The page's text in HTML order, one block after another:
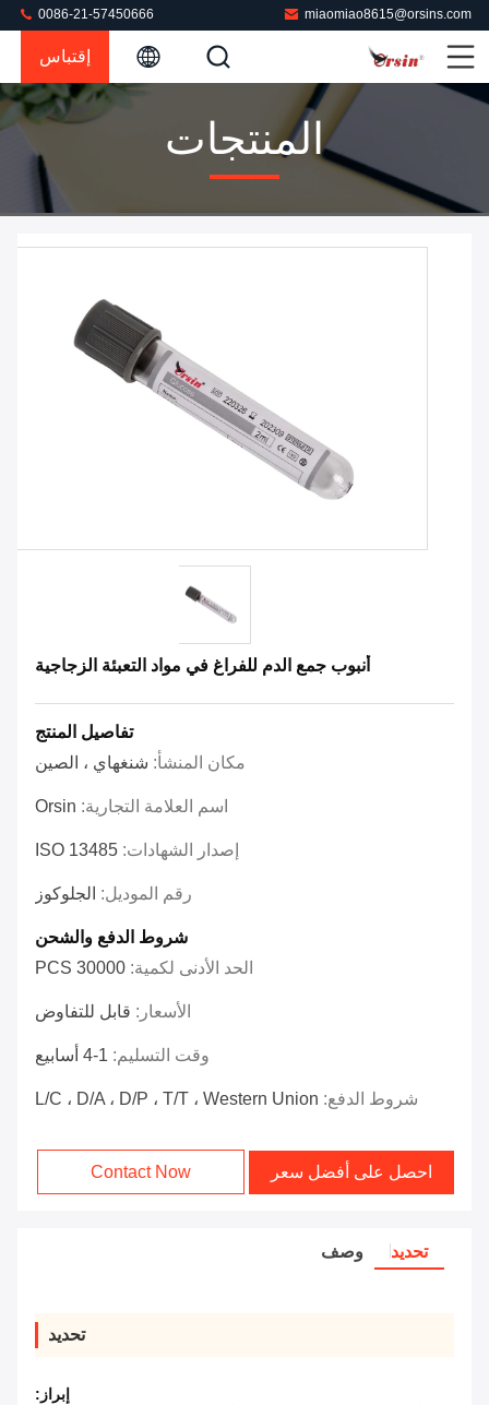
miaomiao8615@orsins.com
0086-21-57450666
إقتباس
المنتجات
أنبوب جمع الدم للفراغ في مواد التعبئة الزجاجية
تفاصيل المنتج
مكان المنشأ: شنغهاي ، الصين
اسم العلامة التجارية: Orsin
إصدار الشهادات: ISO 13485
رقم الموديل: الجلوكوز
شروط الدفع والشحن
الحد الأدنى لكمية: 30000 PCS
الأسعار: قابل للتفاوض
وقت التسليم: 1-4 أسابيع
شروط الدفع: L/C ، D/A ، D/P ، T/T ، Western Union
احصل على أفضل سعر Contact Now
تحديد وصف
تحديد
إبراز: